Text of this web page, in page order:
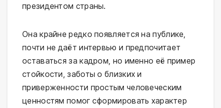
президентом страны.
Она крайне редко появляется на публике,
почти не даёт интервью и предпочитает
оставаться за кадром, но именно её пример
стойкости, заботы о близких и
приверженности простым человеческим
ценностям помог сформировать характер